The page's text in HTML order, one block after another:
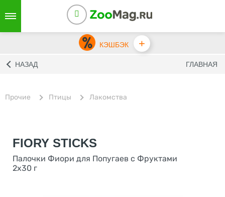
КЭШБЭК +
НАЗАД ГЛАВНАЯ
Прочие Птицы Лакомства
FIORY STICKS
Палочки Фиори для Попугаев с Фруктами
2x30 г